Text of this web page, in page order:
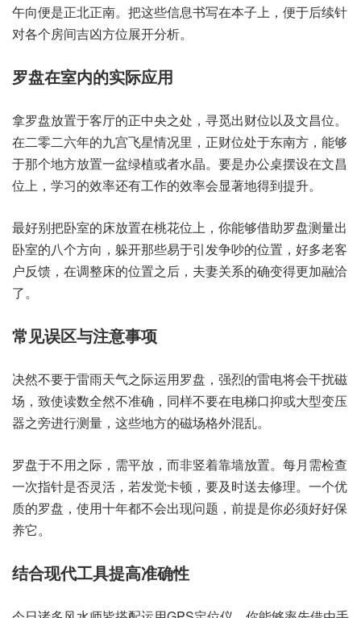
午向便是正北正南。把这些信息书写在本子上，便于后续针
对各个房间吉凶方位展开分析。
罗盘在室内的实际应用
拿罗盘放置于客厅的正中央之处，寻觅出财位以及文昌位。
在二零二六年的九宫飞星情况里，正财位处于东南方，能够
于那个地方放置一盆绿植或者水晶。要是办公桌摆设在文昌
位上，学习的效率还有工作的效率会显著地得到提升。
最好别把卧室的床放置在桃花位上，你能够借助罗盘测量出
卧室的八个方向，躲开那些易于引发争吵的位置，好多老客
户反馈，在调整床的位置之后，夫妻关系的确变得更加融洽
了。
常见误区与注意事项
决然不要于雷雨天气之际运用罗盘，强烈的雷电将会干扰磁
场，致使读数全然不准确，同样不要在电梯口抑或大型变压
器之旁进行测量，这些地方的磁场格外混乱。
罗盘于不用之际，需平放，而非竖着靠墙放置。每月需检查
一次指针是否灵活，若发觉卡顿，要及时送去修理。一个优
质的罗盘，使用十年都不会出现问题，前提是你必须好好保
养它。
结合现代工具提高准确性